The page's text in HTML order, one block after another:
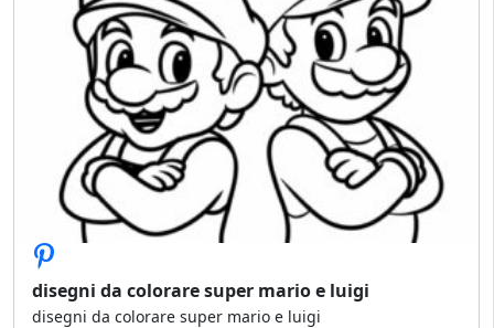
disegni da colorare super mario e luigi
disegni da colorare super mario e luigi